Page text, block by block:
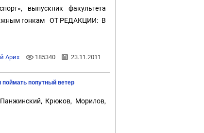
выпускник факультета
гонкам ОТ РЕДАКЦИИ: В
Арих 185340 23.11.2011
поймать попутный ветер
Крюков, Морилов,